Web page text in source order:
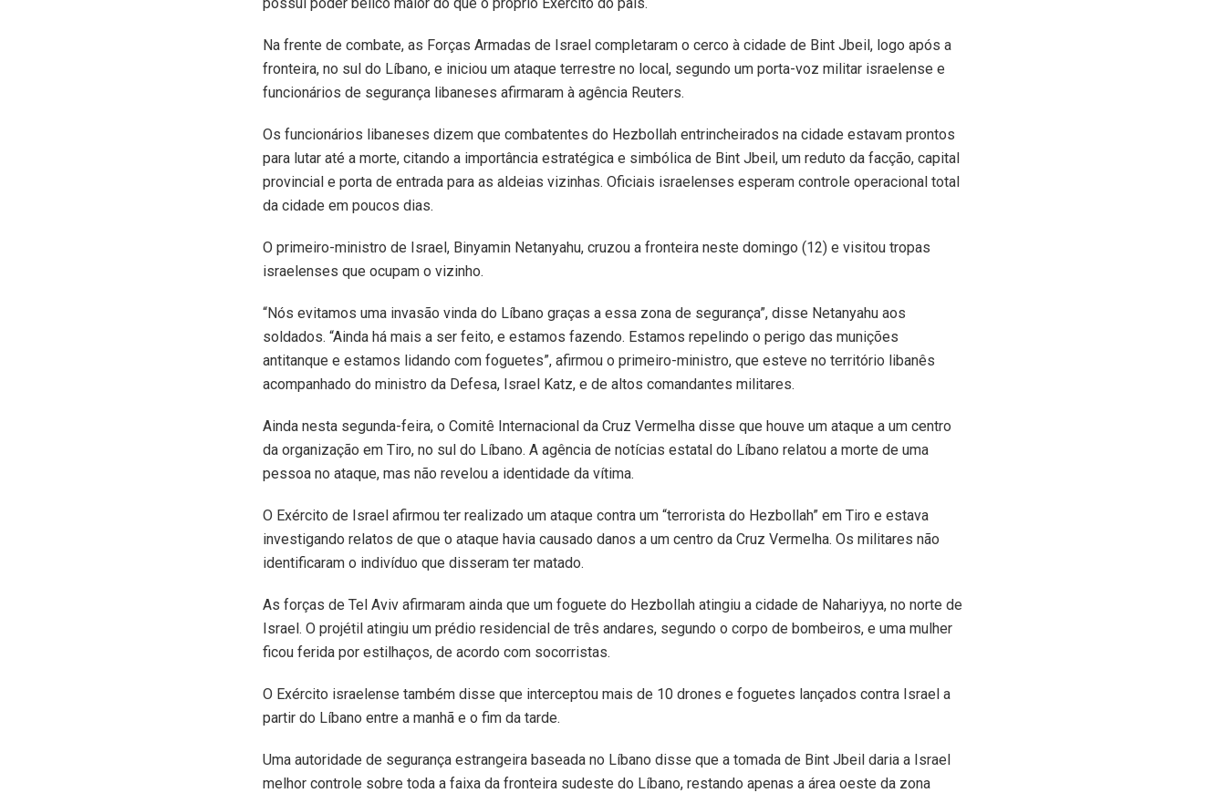
Na frente de combate, as Forças Armadas de Israel completaram o cerco à cidade de Bint Jbeil, logo após a
fronteira, no sul do Líbano, e iniciou um ataque terrestre no local, segundo um porta-voz militar israelense e
funcionários de segurança libaneses afirmaram à agência Reuters.
Os funcionários libaneses dizem que combatentes do Hezbollah entrincheirados na cidade estavam prontos
para lutar até a morte, citando a importância estratégica e simbólica de Bint Jbeil, um reduto da facção, capital
provincial e porta de entrada para as aldeias vizinhas. Oficiais israelenses esperam controle operacional total
da cidade em poucos dias.
O primeiro-ministro de Israel, Binyamin Netanyahu, cruzou a fronteira neste domingo (12) e visitou tropas
israelenses que ocupam o vizinho.
“Nós evitamos uma invasão vinda do Líbano graças a essa zona de segurança”, disse Netanyahu aos
soldados. “Ainda há mais a ser feito, e estamos fazendo. Estamos repelindo o perigo das munições
antitanque e estamos lidando com foguetes”, afirmou o primeiro-ministro, que esteve no território libanês
acompanhado do ministro da Defesa, Israel Katz, e de altos comandantes militares.
Ainda nesta segunda-feira, o Comitê Internacional da Cruz Vermelha disse que houve um ataque a um centro
da organização em Tiro, no sul do Líbano. A agência de notícias estatal do Líbano relatou a morte de uma
pessoa no ataque, mas não revelou a identidade da vítima.
O Exército de Israel afirmou ter realizado um ataque contra um “terrorista do Hezbollah” em Tiro e estava
investigando relatos de que o ataque havia causado danos a um centro da Cruz Vermelha. Os militares não
identificaram o indivíduo que disseram ter matado.
As forças de Tel Aviv afirmaram ainda que um foguete do Hezbollah atingiu a cidade de Nahariyya, no norte de
Israel. O projétil atingiu um prédio residencial de três andares, segundo o corpo de bombeiros, e uma mulher
ficou ferida por estilhaços, de acordo com socorristas.
O Exército israelense também disse que interceptou mais de 10 drones e foguetes lançados contra Israel a
partir do Líbano entre a manhã e o fim da tarde.
Uma autoridade de segurança estrangeira baseada no Líbano disse que a tomada de Bint Jbeil daria a Israel
melhor controle sobre toda a faixa da fronteira sudeste do Líbano, restando apenas a área oeste da zona